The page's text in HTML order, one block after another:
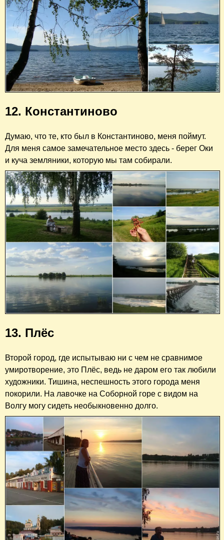
12. Константиново
Думаю, что те, кто был в Константиново, меня поймут.
Для меня самое замечательное место здесь - берег Оки
и куча земляники, которую мы там собирали.
13. Плёс
Второй город, где испытываю ни с чем не сравнимое
умиротворение, это Плёс, ведь не даром его так любили
художники. Тишина, неспешность этого города меня
покорили. На лавочке на Соборной горе с видом на
Волгу могу сидеть необыкновенно долго.